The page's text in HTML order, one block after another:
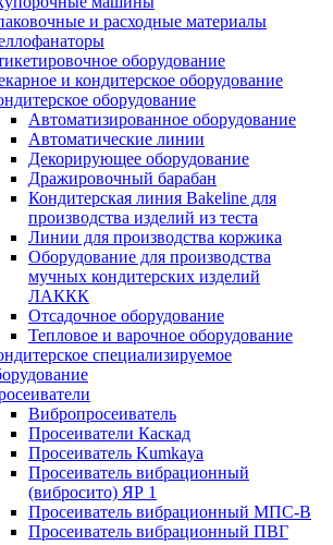
и расходные материалы
оборудование
и кондитерское оборудование
оборудование
Автоматизированное оборудование
Автоматические линии
Декорирующее оборудование
Дражировочный барабан
Кондитерская линия Bakeline для
производства изделий из теста
Линии для производства коржика
Оборудование для производства
мучных кондитерских изделий
ЛАККК
Отсадочное оборудование
Тепловое и варочное оборудование
специализируемое
Вибропросеиватель
Просеиватели Каскад
Просеиватель Kumkaya
Просеиватель вибрационный
(вибросито) ЯР 1
Просеиватель вибрационный МПС-В
Просеиватель вибрационный ПВГ